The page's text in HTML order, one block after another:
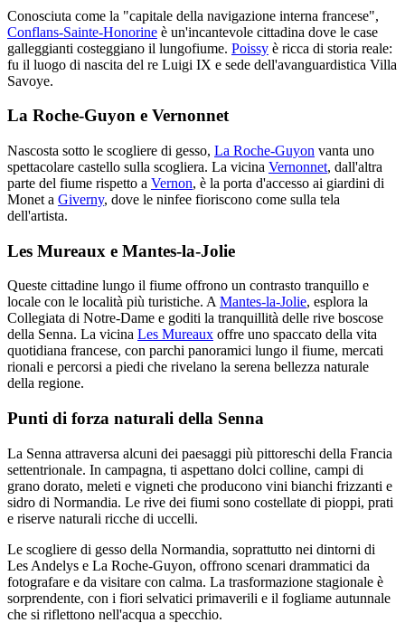
Conosciuta come la "capitale della navigazione interna francese",
Conflans-Sainte-Honorine è un'incantevole cittadina dove le case
galleggianti costeggiano il lungofiume. Poissy è ricca di storia reale:
fu il luogo di nascita del re Luigi IX e sede dell'avanguardistica Villa
Savoye.
La Roche-Guyon e Vernonnet
Nascosta sotto le scogliere di gesso, La Roche-Guyon vanta uno
spettacolare castello sulla scogliera. La vicina Vernonnet, dall'altra
parte del fiume rispetto a Vernon, è la porta d'accesso ai giardini di
Monet a Giverny, dove le ninfee fioriscono come sulla tela
dell'artista.
Les Mureaux e Mantes-la-Jolie
Queste cittadine lungo il fiume offrono un contrasto tranquillo e
locale con le località più turistiche. AMantes-la-Jolie, esplora la
Collegiata di Notre-Dame e goditi la tranquillità delle rive boscose
della Senna. La vicina Les Mureaux offre uno spaccato della vita
quotidiana francese, con parchi panoramici lungo il fiume, mercati
rionali e percorsi a piedi che rivelano la serena bellezza naturale
della regione.
Punti di forza naturali della Senna
La Senna attraversa alcuni dei paesaggi più pittoreschi della Francia
settentrionale. In campagna, ti aspettano dolci colline, campi di
grano dorato, meleti e vigneti che producono vini bianchi frizzanti e
sidro di Normandia. Le rive dei fiumi sono costellate di pioppi, prati
e riserve naturali ricche di uccelli.
Le scogliere di gesso della Normandia, soprattutto nei dintorni di
Les Andelys e La Roche-Guyon, offrono scenari drammatici da
fotografare e da visitare con calma. La trasformazione stagionale è
sorprendente, con i fiori selvatici primaverili e il fogliame autunnale
che si riflettono nell'acqua a specchio.